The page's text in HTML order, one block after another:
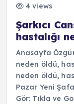
4 views
Şarkıcı
hastalığı
Anasayfa
neden öldü,
neden öldü,
Pazar Yeni
Gör: Tıkla ve